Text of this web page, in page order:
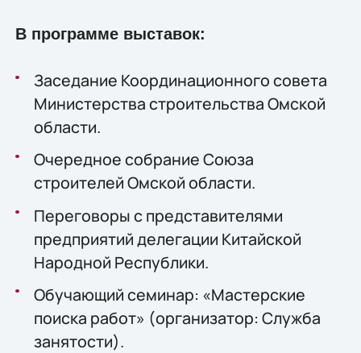
В программе выставок:
Заседание Координационного совета
Министерства строительства Омской
области.
Очередное собрание Союза
строителей Омской области.
Переговоры с представителями
предприятий делегации Китайской
Народной Республики.
Обучающий семинар: «Мастерские
поиска работ» (организатор: Служба
занятости).